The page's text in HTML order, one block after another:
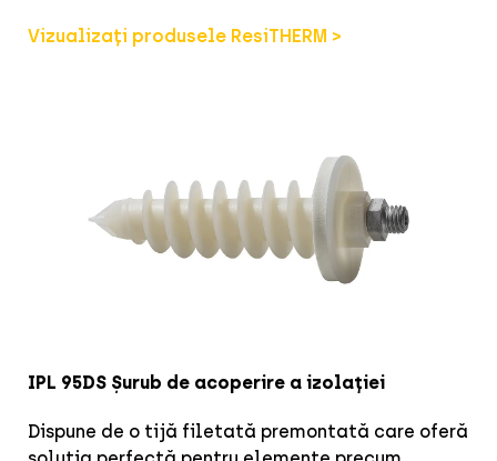
Vizualizați produsele ResiTHERM >
IPL 95DS Șurub de acoperire a izolației
Dispune de o tijă filetată premontată care oferă